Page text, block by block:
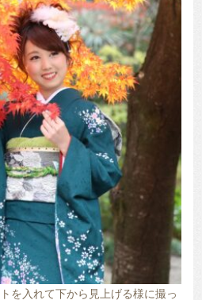
を入れて下から見上げる様に撮っ